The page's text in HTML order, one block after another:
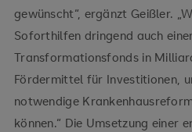
gewünscht“, ergänzt Geißler.
Soforthilfen dringend auch
Transformationsfonds in
Fördermittel für Investitionen,
notwendige
können.“ Die Umsetzung einer